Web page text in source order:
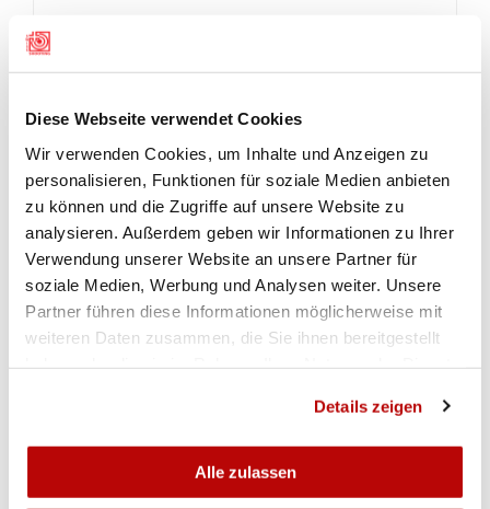
Diese Webseite verwendet Cookies
Wir verwenden Cookies, um Inhalte und Anzeigen zu
personalisieren, Funktionen für soziale Medien anbieten
zu können und die Zugriffe auf unsere Website zu
analysieren. Außerdem geben wir Informationen zu Ihrer
Verwendung unserer Website an unsere Partner für
soziale Medien, Werbung und Analysen weiter. Unsere
Partner führen diese Informationen möglicherweise mit
weiteren Daten zusammen, die Sie ihnen bereitgestellt
Details zeigen
Alle zulassen
der Qualifikation landeten 58 in der Zehn. Doch
leider waren diese Zehner im Schnitt zu tief. Seine
622.6 Punkte brachten ihm den 11. Rang ein. Auf
einen Finalplatz fehlten 2.2 Zähler.(van)
GALERIE
IMPRESSIONEN VOM 2. WETTKAMPFTAG